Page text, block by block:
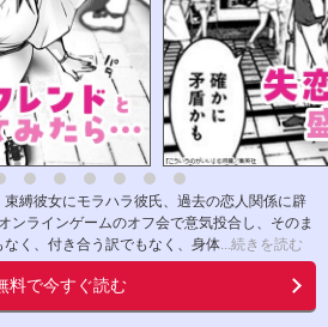
縛彼女にモラハラ彼氏、過去の恋人関係に辟
ラインゲームのオフ会で意気投合し、そのま
く、付き合う訳でもなく、身体...続きを読む
料で今すぐ読む